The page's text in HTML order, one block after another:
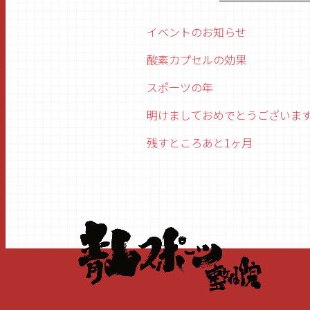
イベントのお知らせ
酸素カプセルの効果
スポーツの年
明けましておめでとうございま
残すところあと1ヶ月